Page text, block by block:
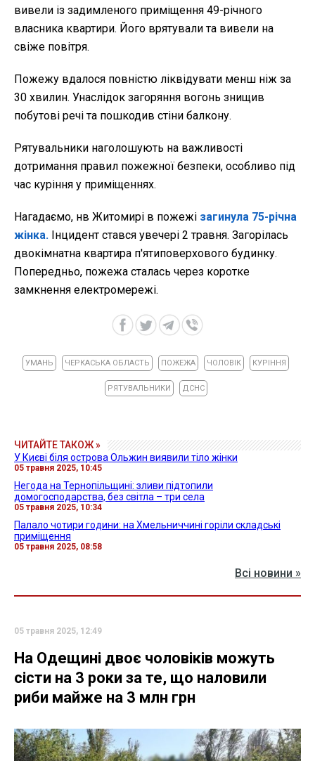
вивели із задимленого приміщення 49-річного
власника квартири. Його врятували та вивели на
свіже повітря.
Пожежу вдалося повністю ліквідувати менш ніж за
30 хвилин. Унаслідок загоряння вогонь знищив
побутові речі та пошкодив стіни балкону.
Рятувальники наголошують на важливості
дотримання правил пожежної безпеки, особливо під
час куріння у приміщеннях.
Нагадаємо, нв Житомирі в пожежі загинула 75-річна
жінка. Інцидент стався увечері 2 травня. Загорілась
двокімнатна квартира п'ятиповерхового будинку.
Попередньо, пожежа сталась через коротке
замкнення електромережі.
УМАНЬ ЧЕРКАСЬКА ОБЛАСТЬ ПОЖЕЖА ЧОЛОВІК КУРІННЯ
РЯТУВАЛЬНИКИ ДСНС
ЧИТАЙТЕ ТАКОЖ »
У Києві біля острова Ольжин виявили тіло жінки
05 травня 2025, 10:45
Негода на Тернопільщині: зливи підтопили
домогосподарства, без світла – три села
05 травня 2025, 10:34
Палало чотири години: на Хмельниччині горіли складські
приміщення
05 травня 2025, 08:58
Всі новини »
05 травня 2025, 12:49
На Одещині двоє чоловіків можуть
сісти на 3 роки за те, що наловили
риби майже на 3 млн грн